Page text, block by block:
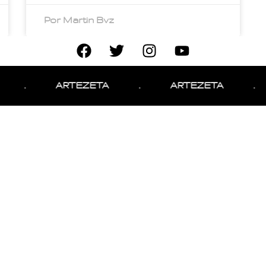
Por Martin Bvz
ARTEZETA ARTEZETA